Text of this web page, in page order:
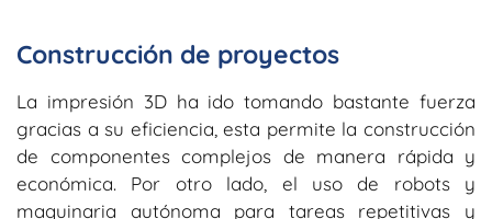
Construcción de proyectos
La impresión 3D ha ido tomando bastante fuerza
gracias a su eficiencia, esta permite la construcción
de componentes complejos de manera rápida y
económica. Por otro lado, el uso de robots y
maquinaria autónoma para tareas repetitivas y